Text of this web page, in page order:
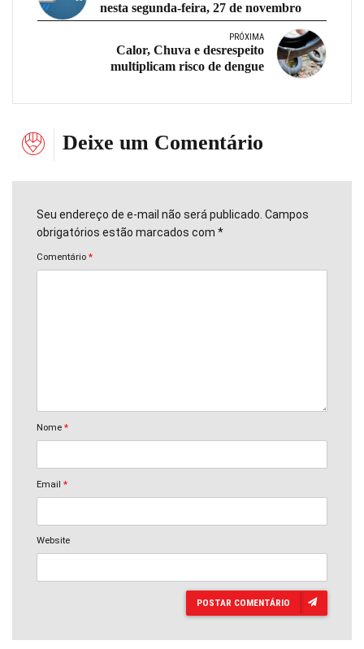
nesta segunda-feira, 27 de novembro
PRÓXIMA
Calor, Chuva e desrespeito
multiplicam risco de dengue
Deixe um Comentário
Seu endereço de e-mail não será publicado. Campos
obrigatórios estão marcados com *
Comentário *
Nome *
Email *
Website
POSTAR COMENTÁRIO